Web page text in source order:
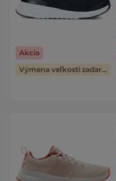
Akcia
Výmena veľkosti zadarmo